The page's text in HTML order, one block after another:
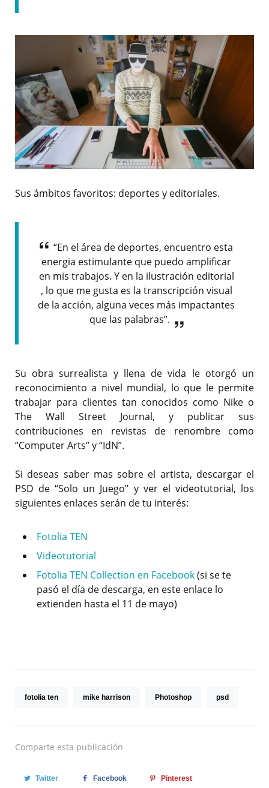
Sus ámbitos favoritos: deportes y editoriales.
“En el área de deportes, encuentro esta
energia estimulante que puedo amplificar
en mis trabajos. Y en la ilustración editorial
, lo que me gusta es la transcripción visual
de la acción, alguna veces más impactantes
que las palabras”.
Su obra surrealista y llena de vida le otorgó un
reconocimiento a nivel mundial, lo que le permite
trabajar para clientes tan conocidos como Nike o
The Wall Street Journal, y publicar sus
contribuciones en revistas de renombre como
“Computer Arts” y “IdN”.
Si deseas saber mas sobre el artista, descargar el
PSD de “Solo un Juego” y ver el videotutorial, los
siguientes enlaces serán de tu interés:
Fotolia TEN
Videotutorial
Fotolia TEN Collection en Facebook(si se te
pasó el día de descarga, en este enlace lo
extienden hasta el 11 de mayo)
fotolia ten mike harrison Photoshop psd
Comparte esta publicación
Twitter Facebook Pinterest